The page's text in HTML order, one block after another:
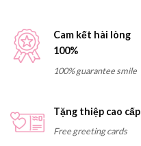
Cam kết hài lòng
100%
100% guarantee smile
Tặng thiệp cao cấp
Free greeting cards